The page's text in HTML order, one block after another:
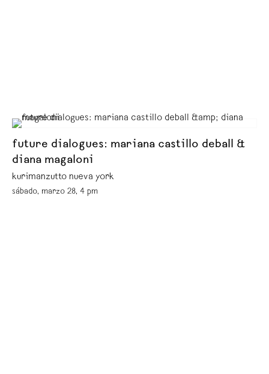
future dialogues: mariana castillo deball &
diana magaloni
kurimanzutto nueva york
sábado, marzo 28, 4 pm